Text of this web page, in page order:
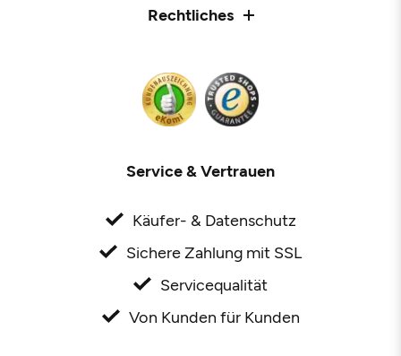
Rechtliches
Service & Vertrauen
Käufer- & Datenschutz
Sichere Zahlung mit SSL
Servicequalität
Von Kunden für Kunden